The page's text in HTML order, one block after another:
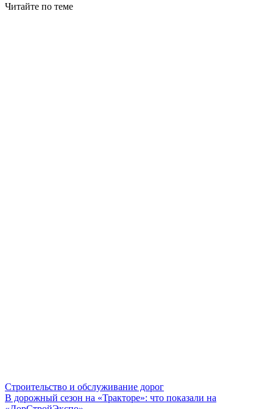
Читайте по теме
Строительство и обслуживание дорог
В дорожный сезон на «Тракторе»: что показали на